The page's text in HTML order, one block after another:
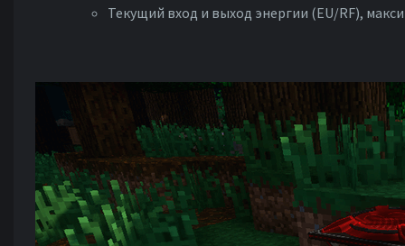
Текущий вход и выход энергии (EU/RF),